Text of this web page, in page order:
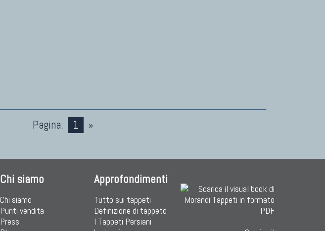
Pagina: 1 »
Chi siamo
Chi siamo
Punti vendita
Press
Approfondimenti
Tutto sui tappeti
Definizione di tappeto
I Tappeti Persiani